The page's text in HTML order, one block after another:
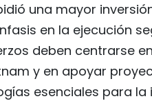
una mayor
en la ejecución
deben centrarse
y en apoyar
esenciales para